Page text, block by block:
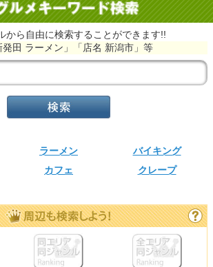
から自由に検索することができます!!
発田 ラーメン」「店名 新潟市」等
ラーメン
バイキング
カフェ クレープ